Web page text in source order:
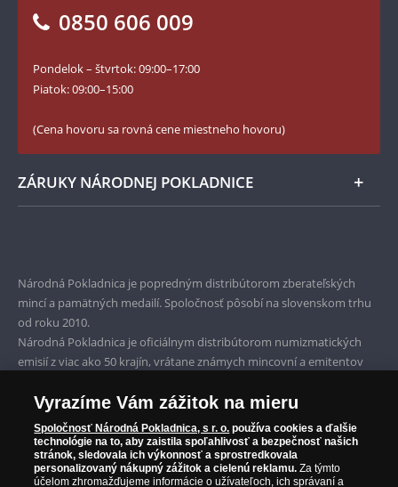
Numizmatické novinky
Facebook Národnej Pokladnice
YouTube Národnej Pokladnice
0850 606 009
Pondelok – štvrtok: 09:00–17:00
Piatok: 09:00–15:00
(Cena hovoru sa rovná cene miestneho hovoru)
ZÁRUKY NÁRODNEJ POKLADNICE
Garancia najvyššej kvality
Iba originálne produkty
Národná Pokladnica je popredným distribútorom zberateľských
mincí a pamätných medailí. Spoločnosť pôsobí na slovenskom trhu
od roku 2010.
Národná Pokladnica je oficiálnym distribútorom numizmatických
emisií z viac ako 50 krajín, vrátane známych mincovní a emitentov
Parížska mincovňa, Nórska mincovňa, Fínska mincovňa alebo
Austrálska mincovňa Perth. Spoločnosť svojim zákazníkom a
zberateľom garantuje, že všetky produkty sú v originálnej a v
prvotriednej kvalite, čo je doložené aj priloženým Certifikátom
autentickosti.
Vyrazíme Vám zážitok na mieru
Spoločnosť Národná Pokladnica, s r. o. používa cookies a ďalšie
technológie na to, aby zaistila spoľahlivosť a bezpečnosť našich
stránok, sledovala ich výkonnosť a sprostredkovala
personalizovaný nákupný zážitok a cielenú reklamu. Za týmto
účelom zhromažďujeme informácie o užívateľoch, ich správaní a